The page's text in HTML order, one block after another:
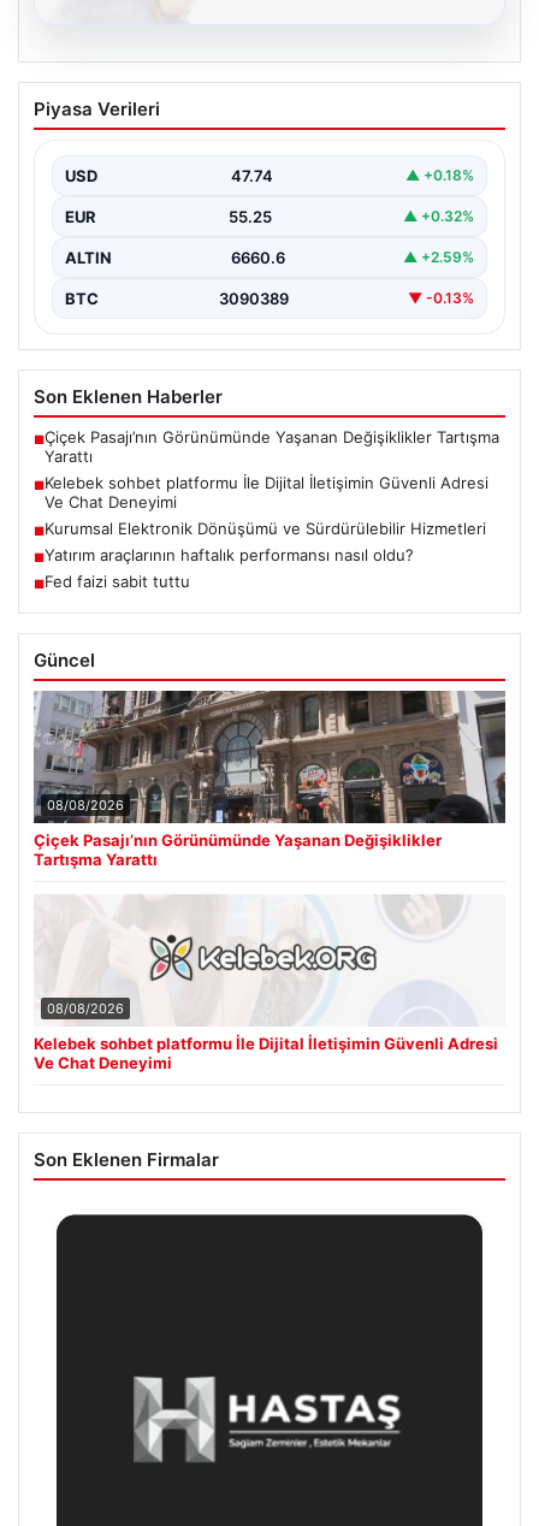
Kelebek sohbet platformu İle Dijital
İletişimin Güvenli Adresi Ve Chat
İnternet çağında bireylerin seviyeli bir biçimde iletişim
birçok…
Piyasa Verileri
USD 47.74 ▲ +0.18%
EUR 55.25 ▲ +0.32%
ALTIN 6660.6 ▲ +2.59%
BTC 3090389 ▼ -0.13%
Son Eklenen Haberler
■Çiçek Pasajı’nın Görünümünde Yaşanan Değişiklikler Tartışma
Yarattı
■Kelebek sohbet platformu İle Dijital İletişimin Güvenli Adresi
Ve Chat Deneyimi
■Kurumsal Elektronik Dönüşümü ve Sürdürülebilir Hizmetleri
■Yatırım araçlarının haftalık performansı nasıl oldu?
■Fed faizi sabit tuttu
Güncel
08/08/2026
Çiçek Pasajı’nın Görünümünde Yaşanan Değişiklikler
Tartışma Yarattı
08/08/2026
Kelebek sohbet platformu İle Dijital İletişimin Güvenli Adresi
Ve Chat Deneyimi
Son Eklenen Firmalar